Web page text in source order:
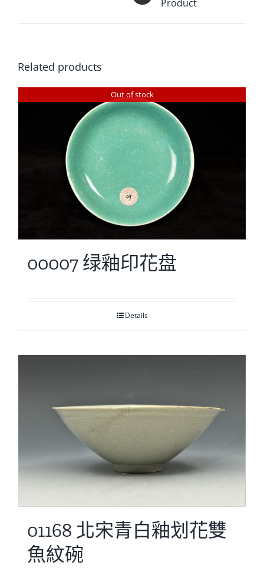
Product
Related products
Out of stock
00007 绿釉印花盘
Details
01168 北宋青白釉划花雙
魚紋碗